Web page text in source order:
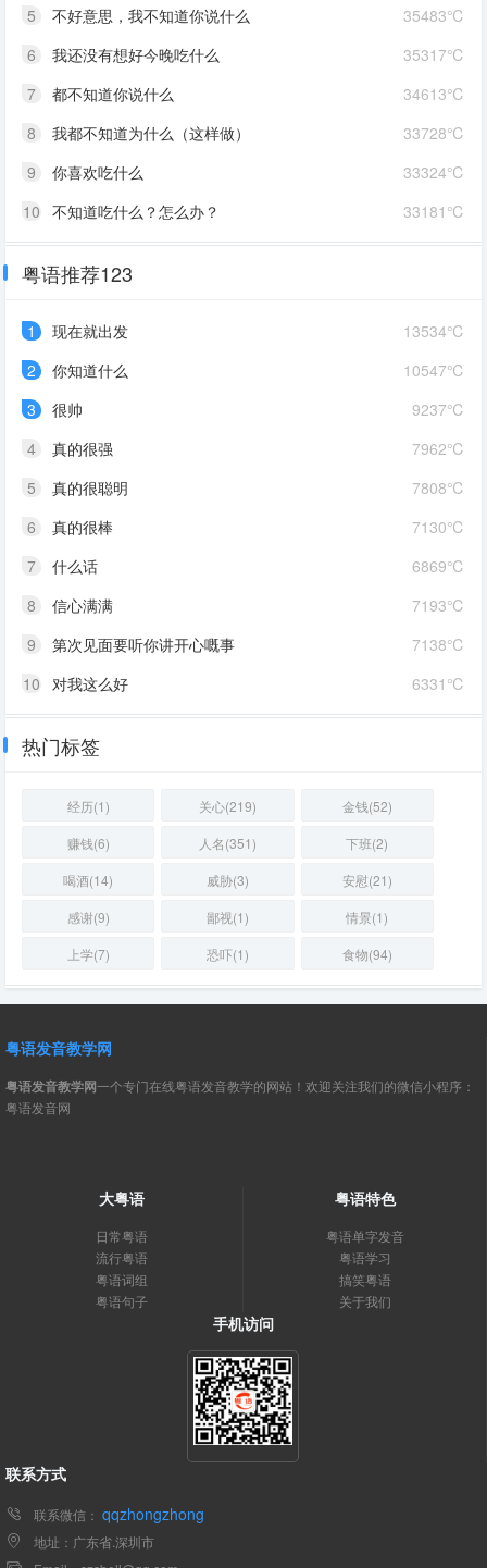
35483℃
5
不好意思，我不知道你说什么
35317℃
6
我还没有想好今晚吃什么
34613℃
7
都不知道你说什么
33728℃
8
我都不知道为什么（这样做）
33324℃
9
你喜欢吃什么
33181℃
10 不知道吃什么？怎么办？
粤语推荐123
13534℃
1
现在就出发
10547℃
2
你知道什么
9237℃
3
很帅
7962℃
4
真的很强
7808℃
5
真的很聪明
7130℃
6
真的很棒
6869℃
7
什么话
7193℃
8
信心满满
7138℃
9
第次见面要听你讲开心嘅事
6331℃
10 对我这么好
热门标签
经历(1) 关心(219)
金钱(52)
赚钱(6)
人名(351)
下班(2)
喝酒(14)
威胁(3)
安慰(21)
感谢(9)
鄙视(1)
情景(1)
上学(7)
恐吓(1) 食物(94)
粤语发音教学网
粤语发音教学网一个专门在线粤语发音教学的网站！欢迎关注我们的微信小程序：
粤语发音网
大粤语
日常粤语
流行粤语
粤语词组
粤语句子
粤语特色
粤语单字发音
粤语学习
搞笑粤语
关于我们
手机访问
联系方式
联系微信： qqzhongzhong
地址：广东省.深圳市